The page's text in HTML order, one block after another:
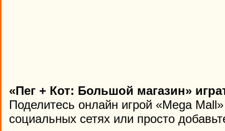
«Пег + Кот: Большой магазин»
Поделитесь онлайн игрой «Mega
социальных сетях или просто